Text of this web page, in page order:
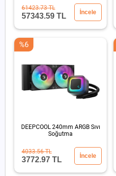
Monitörü
61423.73 TL
57343.59 TL İncele
DEEPCOOL 240mm ARGB Sıvı
Soğutma
%6
4033.56 TL
3772.97 TL İncele